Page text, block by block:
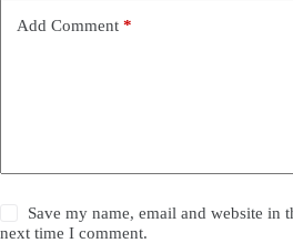
Add Comment *
Save my name, email and website in
next time I comment.